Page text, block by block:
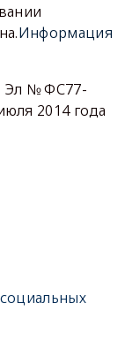
Информация
Эл № ФС77-
2014 года